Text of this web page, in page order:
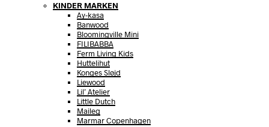
KINDER MARKEN
Ay-kasa
Banwood
Bloomingville Mini
FILIBABBA
Ferm Living Kids
Huttelihut
Konges Sløjd
Liewood
Lil’ Atelier
Little Dutch
Maileg
Marmar Copenhagen